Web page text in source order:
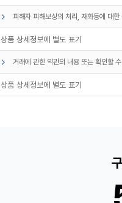
피해자 피해보상의 처리, 재화등에 대
상품 상세정보에 별도 표기
거래에 관한 약관의 내용 또는 확인할
상품 상세정보에 별도 표기